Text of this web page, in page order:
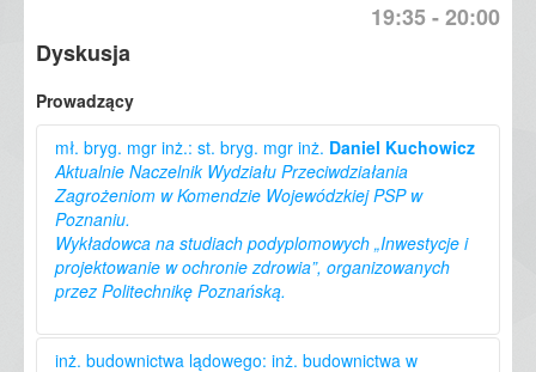
19:35 - 20:00
Dyskusja
Prowadzący
mł. bryg. mgr inż.: st. bryg. mgr inż. Daniel Kuchowicz
Aktualnie Naczelnik Wydziału Przeciwdziałania
Zagrożeniom w Komendzie Wojewódzkiej PSP w
Poznaniu.
Wykładowca na studiach podyplomowych „Inwestycje i
projektowanie w ochronie zdrowia”, organizowanych
przez Politechnikę Poznańską.
Z ochroną przeciwpożarową związany od 1998 r.
inż. budownictwa lądowego: inż. budownictwa w